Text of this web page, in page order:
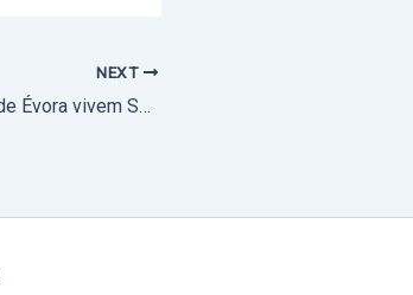
NEXT
Movimentos da Arquidiocese de Évora vivem Solenidade de Cristo Rei com Jornada Jubilar. “A Festa de Cristo Rei proclama ao mundo inteiro que a Igreja tem o direito e o dever de recordar aos povos o amor de Cristo, o domínio universal de Cristo através do seu reino de justiça, de paz e de amor” – Arcebispo de Évora (com fotos e com vídeo)